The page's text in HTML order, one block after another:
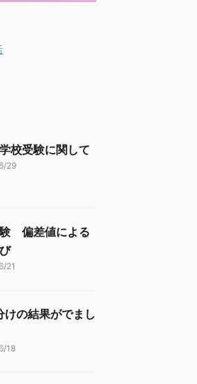
校受験に関して
29
偏差値による
21
の結果がでまし
18